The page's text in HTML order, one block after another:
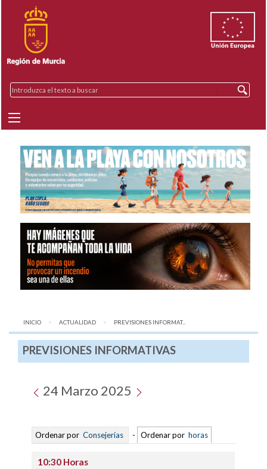
INICIO ACTUALIDAD AQUÍ:
PREVISIONES INFORMAT...
PREVISIONES INFORMATIVAS
24 Marzo 2025
Ordenar por Consejerías - Ordenar por horas
10:30 Horas